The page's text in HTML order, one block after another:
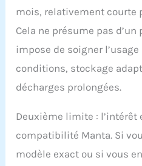
mois, relativement courte
Cela ne présume pas
impose de soigner
conditions, stockage
décharges prolongées.
Deuxième limite :
compatibilité Manta. Si
modèle exact ou si vous